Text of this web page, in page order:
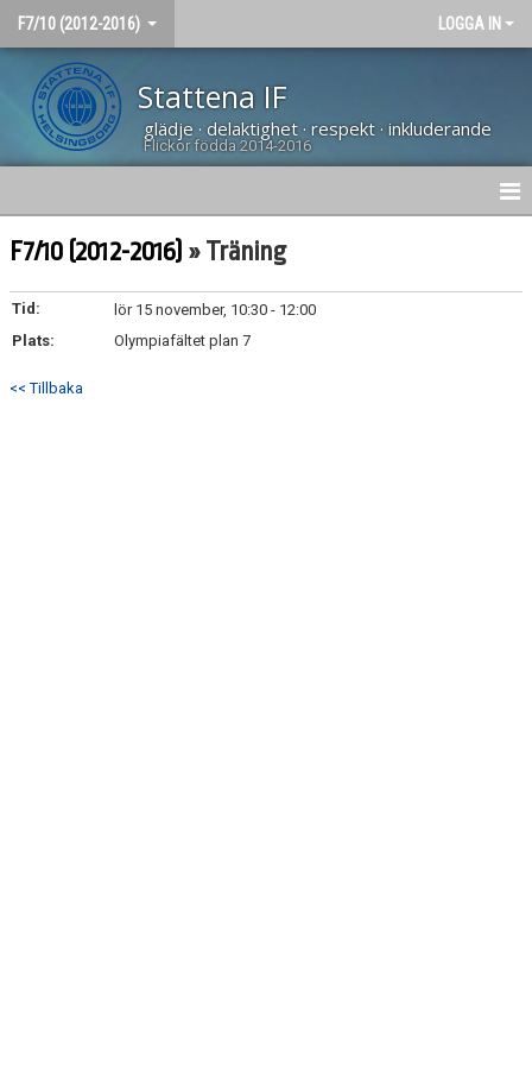
F7/10 (2012-2016) LOGGA IN
Stattena IF
glädje · delaktighet · respekt · inkluderande
Flickor födda 2014-2016
HEM
NYHETER
KALENDER
BÖRJA SPELA
F7/10 (2012-2016) » Träning
Tid:
lör 15 november, 10:30 - 12:00
Plats:
Olympiafältet plan 7
<< Tillbaka